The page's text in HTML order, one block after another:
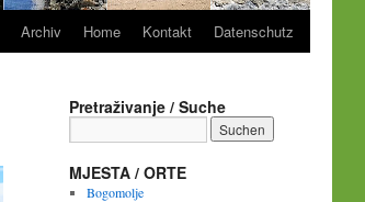
Archiv Home Kontakt Datenschutz
Pretraživanje / Suche
MJESTA / ORTE
Bogomolje